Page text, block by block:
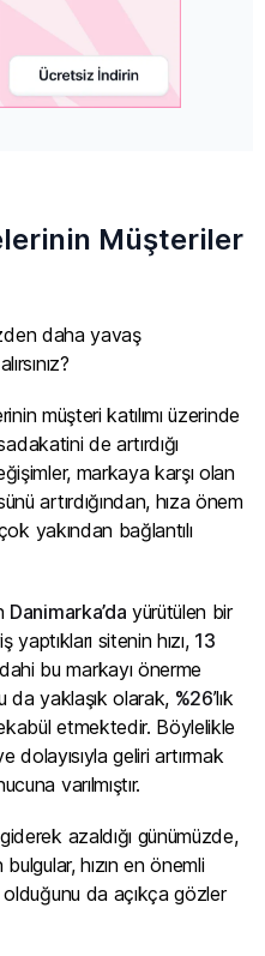
Müşteriler
daha yavaş
müşteri katılımı üzerinde
de artırdığı
markaya karşı olan
artırdığından, hıza önem
yakından bağlantılı
Danimarka’da yürütülen bir
yaptıkları sitenin hızı, 13
bu markayı önerme
da yaklaşık olarak, %26’lık
etmektedir. Böylelikle
dolayısıyla geliri artırmak
varılmıştır.
azaldığı günümüzde,
hızın en önemli
da açıkça gözler